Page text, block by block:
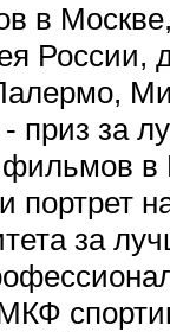
в
приз за
в
портрет
за